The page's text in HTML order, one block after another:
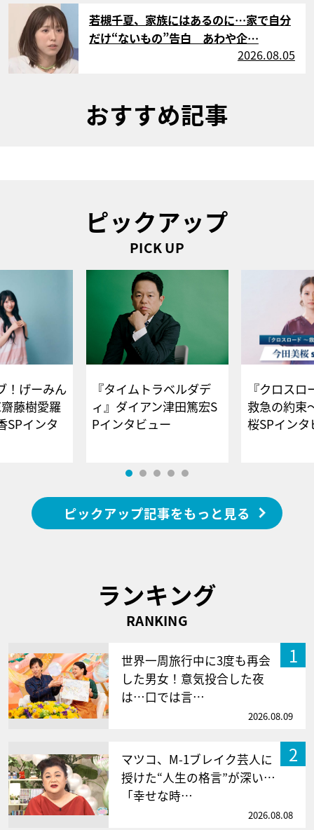
サムネイル
若槻千夏、家族にはあるのに…家で自分
だけ“ないもの”告白 あわや企…
2026.08.05
おすすめ記事
ピックアップ
PICK UP
！げーみん
藤樹愛羅
SPインタ
『タイムトラベルダデ
ィ』ダイアン津田篤宏S
Pインタビュー
『クロス
救急の約束
桜SPイ
ピックアップ記事をもっと見る
ランキング
RANKING
1
世界一周旅行中に3度も再会
した男女！意気投合した夜
は…口では言…
2026.08.09
2
マツコ、M-1ブレイク芸人に
授けた“人生の格言”が深い…
「幸せな時…
2026.08.08